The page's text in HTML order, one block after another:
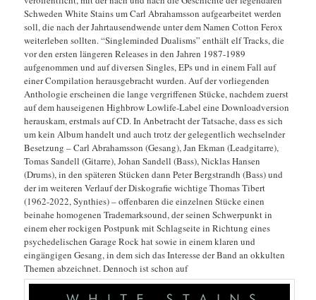
Schweden White Stains um Carl Abrahamsson aufgearbeitet werden
soll, die nach der Jahrtausendwende unter dem Namen Cotton Ferox
weiterleben sollten. “Singleminded Dualisms” enthält elf Tracks, die
vor den ersten längeren Releases in den Jahren 1987-1989
aufgenommen und auf diversen Singles, EPs und in einem Fall auf
einer Compilation herausgebracht wurden. Auf der vorliegenden
Anthologie erscheinen die lange vergriffenen Stücke, nachdem zuerst
auf dem hauseigenen Highbrow Lowlife-Label eine Downloadversion
herauskam, erstmals auf CD. In Anbetracht der Tatsache, dass es sich
um kein Album handelt und auch trotz der gelegentlich wechselnder
Besetzung – Carl Abrahamsson (Gesang), Jan Ekman (Leadgitarre),
Tomas Sandell (Gitarre), Johan Sandell (Bass), Nicklas Hansen
(Drums), in den späteren Stücken dann Peter Bergstrandh (Bass) und
der im weiteren Verlauf der Diskografie wichtige Thomas Tibert
(1962-2022, Synthies) – offenbaren die einzelnen Stücke einen
beinahe homogenen Trademarksound, der seinen Schwerpunkt in
einem eher rockigen Postpunk mit Schlagseite in Richtung eines
psychedelischen Garage Rock hat sowie in einem klaren und
eingängigen Gesang, in dem sich das Interesse der Band an okkulten
Themen abzeichnet. Dennoch ist schon auf